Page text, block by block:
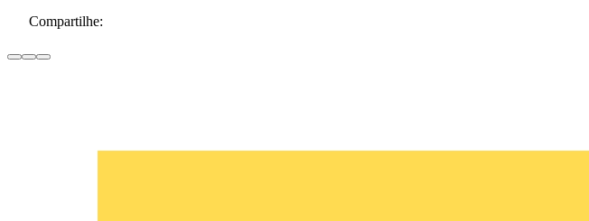
Compartilhe: